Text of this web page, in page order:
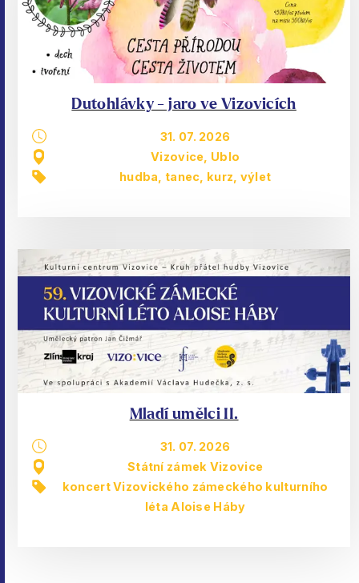
Dutohlávky - jaro ve Vizovicích
31. 07. 2026
Vizovice, Ublo
hudba, tanec kurz výlet
Mladí umělci II.
31. 07. 2026
Státní zámek Vizovice
koncert Vizovického zámeckého kulturního
léta Aloise Háby